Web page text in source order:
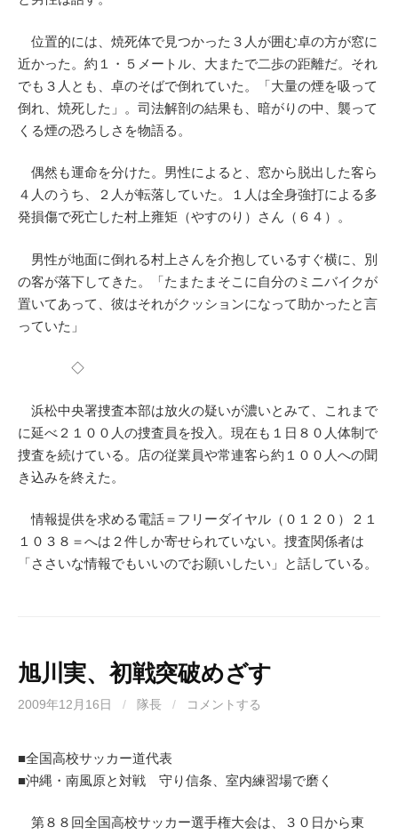
位置的には、焼死体で見つかった３人が囲む卓の方が窓に
近かった。約１・５メートル、大またで二歩の距離だ。それ
でも３人とも、卓のそばで倒れていた。「大量の煙を吸って
倒れ、焼死した」。司法解剖の結果も、暗がりの中、襲って
くる煙の恐ろしさを物語る。
偶然も運命を分けた。男性によると、窓から脱出した客ら
４人のうち、２人が転落していた。１人は全身強打による多
発損傷で死亡した村上雍矩（やすのり）さん（６４）。
男性が地面に倒れる村上さんを介抱しているすぐ横に、別
の客が落下してきた。「たまたまそこに自分のミニバイクが
置いてあって、彼はそれがクッションになって助かったと言
っていた」
◇
浜松中央署捜査本部は放火の疑いが濃いとみて、これまで
に延べ２１００人の捜査員を投入。現在も１日８０人体制で
捜査を続けている。店の従業員や常連客ら約１００人への聞
き込みを終えた。
情報提供を求める電話＝フリーダイヤル（０１２０）２１
１０３８＝へは２件しか寄せられていない。捜査関係者は
「ささいな情報でもいいのでお願いしたい」と話している。
旭川実、初戦突破めざす
2009年12月16日 / 隊長 / コメントする
■全国高校サッカー道代表
■沖縄・南風原と対戦 守り信条、室内練習場で磨く
第８８回全国高校サッカー選手権大会は、３０日から東